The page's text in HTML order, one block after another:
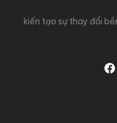
kiến tạo sự thay đổi